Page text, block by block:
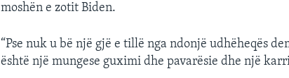
moshën e zotit Biden.
“Pse nuk u bë një gjë e tillë nga ndonjë udhëheqës
është një mungese guximi dhe pavarësie dhe një